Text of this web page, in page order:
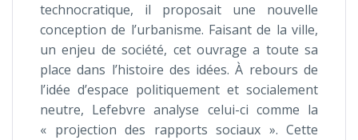
technocratique, il proposait une nouvelle
conception de l’urbanisme. Faisant de la ville,
un enjeu de société, cet ouvrage a toute sa
place dans l’histoire des idées. À rebours de
l’idée d’espace politiquement et socialement
neutre, Lefebvre analyse celui-ci comme la
« projection des rapports sociaux ». Cette